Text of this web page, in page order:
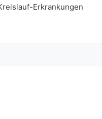
Erkrankungen